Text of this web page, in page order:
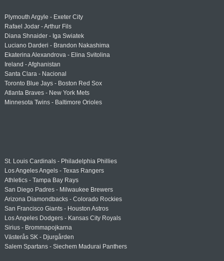
Plymouth Argyle - Exeter City
Rafael Jodar - Arthur Fils
Diana Shnaider - Iga Swiatek
Luciano Darderi - Brandon Nakashima
Ekaterina Alexandrova - Elina Svitolina
Ireland - Afghanistan
Santa Clara - Nacional
Toronto Blue Jays - Boston Red Sox
Atlanta Braves - New York Mets
Minnesota Twins - Baltimore Orioles
St. Louis Cardinals - Philadelphia Phillies
Los Angeles Angels - Texas Rangers
Athletics - Tampa Bay Rays
San Diego Padres - Milwaukee Brewers
Arizona Diamondbacks - Colorado Rockies
San Francisco Giants - Houston Astros
Los Angeles Dodgers - Kansas City Royals
Sirius - Brommapojkarna
Västerås SK - Djurgården
Salem Spartans - Siechem Madurai Panthers